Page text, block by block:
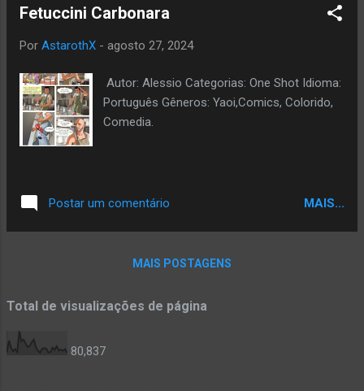
Fetuccini Carbonara
Por AstarothX - agosto 27, 2024
Autor: Alessio Categorias: One Shot Idioma:
Português Gêneros: Yaoi,Comics, Colorido,
Comedia.
Postar um comentário MAIS...
MAIS POSTAGENS
Total de visualizações de página
80,837